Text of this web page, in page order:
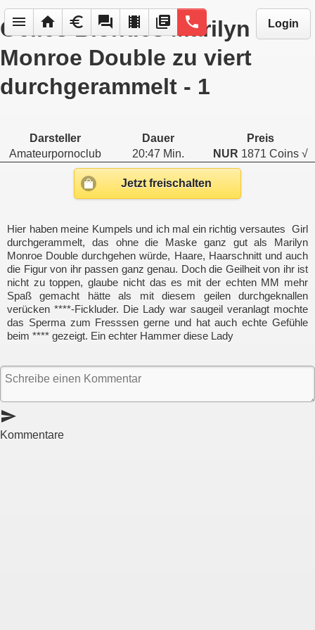
menu home euro forum local_movies library_books phone Login
Geiles Blondes Marilyn
Monroe Double zu viert
durchgerammelt - 1
Darsteller Dauer
Preis
Amateurpornoclub
20:47 Min. NUR 1871 Coins √
Jetzt freischalten
Hier haben meine Kumpels und ich mal ein richtig versautes Girl
durchgerammelt, das ohne die Maske ganz gut als Marilyn
Monroe Double durchgehen würde, Haare, Haarschnitt und auch
die Figur von ihr passen ganz genau. Doch die Geilheit von ihr ist
nicht zu toppen, glaube nicht das es mit der echten MM mehr
Spaß gemacht hätte als mit diesem geilen durchgeknallen
verücken ****-Fickluder. Die Lady war saugeil veranlagt mochte
das Sperma zum Fresssen gerne und hat auch echte Gefühle
beim **** gezeigt. Ein echter Hammer diese Lady
send
Kommentare